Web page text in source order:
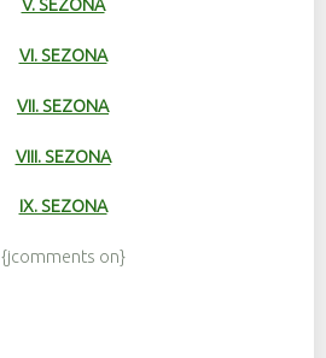
V. SEZONA
VI. SEZONA
VII. SEZONA
VIII. SEZONA
IX. SEZONA
{jcomments on}